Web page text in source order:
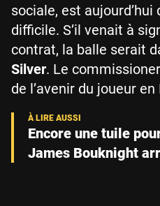
sociale, est
difficile. S’il venait à
contrat, la balle serait
Silver. Le
de l’avenir du joueur en
Encore une tuile
James Bouknight